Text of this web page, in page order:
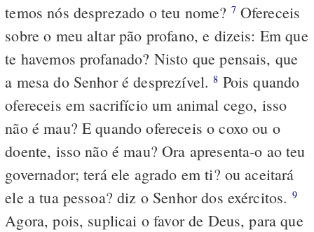
temos nós desprezado o teu nome? 7Ofereceis
sobre o meu altar pão profano, e dizeis: Em que
te havemos profanado? Nisto que pensais, que
a mesa do Senhor é desprezível.8 Pois quando
ofereceis em sacrifício um animal cego, isso
não é mau? E quando ofereceis o coxo ou o
doente, isso não é mau? Ora apresenta-o ao teu
governador; terá ele agrado em ti? ou aceitará
ele a tua pessoa? diz o Senhor dos exércitos. 9
Agora, pois, suplicai o favor de Deus, para que